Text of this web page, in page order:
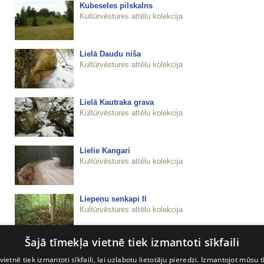
Kubeseles pilskalns
Kultūrvēstures attēlu kolekcija
Lielā Daudu niša
Kultūrvēstures attēlu kolekcija
Lielā Kautraka grava
Kultūrvēstures attēlu kolekcija
Lielie Kangari
Kultūrvēstures attēlu kolekcija
Liepeņu senkapi II
Kultūrvēstures attēlu kolekcija
Linezers
Kultūrvēstures attēlu kolekcija
Šajā tīmekļa vietnē tiek izmantoti sīkfaili
tiek izmantoti sīkfaili, lai uzlabotu lietotāju pieredzi. Izmantojot mūsu